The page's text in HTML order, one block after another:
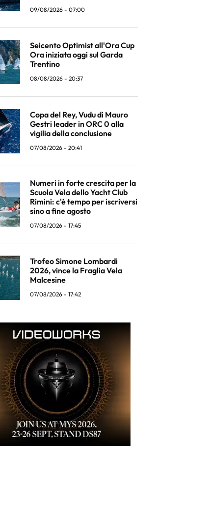
09/08/2026 - 07:00
Seicento Optimist all'Ora Cup
Ora iniziata oggi sul Garda
Trentino
08/08/2026 - 20:37
Copa del Rey, Vudu di Mauro
Gestri leader in ORC 0 alla
vigilia della conclusione
07/08/2026 - 20:41
Numeri in forte crescita per la
Scuola Vela dello Yacht Club
Rimini: c'è tempo per iscriversi
sino a fine agosto
07/08/2026 - 17:45
Trofeo Simone Lombardi
2026, vince la Fraglia Vela
Malcesine
07/08/2026 - 17:42